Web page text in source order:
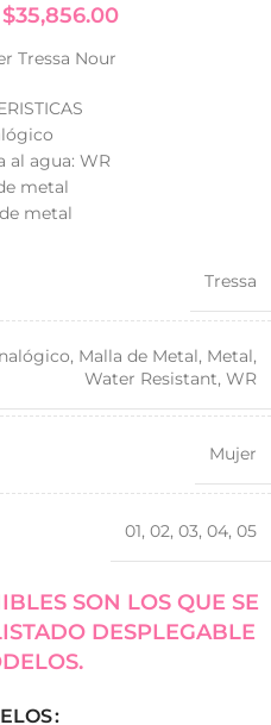
$35,856.00
Tressa Nour
al agua: WR
metal
metal
Tressa
, Malla de Metal, Metal,
Water Resistant, WR
Mujer
01, 02, 03, 04, 05
SON LOS QUE SE
DESPLEGABLE